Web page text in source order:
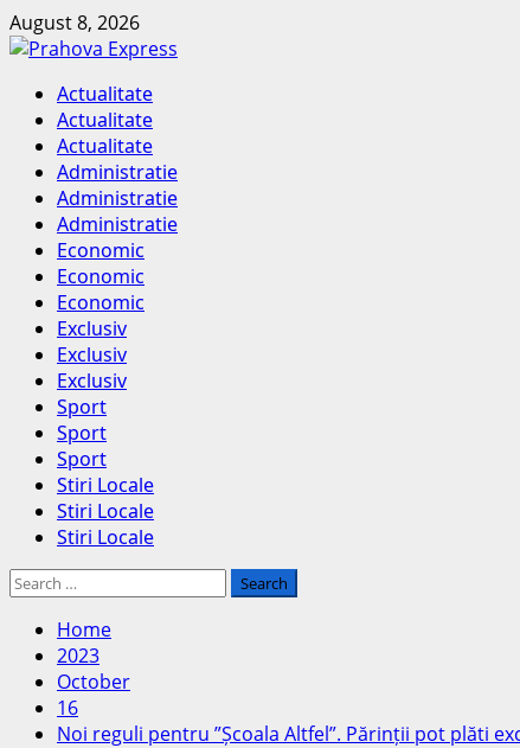
Skip
to
August 8, 2026
Primary
Menu
Actualitate
Actualitate
Actualitate
Administratie
Administratie
Administratie
Economic
Economic
Economic
Exclusiv
Exclusiv
Exclusiv
Sport
Sport
Sport
Stiri Locale
Stiri Locale
Stiri Locale
Search
Home
2023
October
16
Noi reguli pentru ”Școala Altfel”. Părinții pot plăti